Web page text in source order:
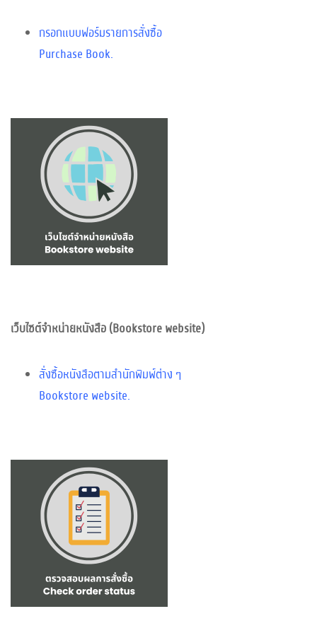
กรอกแบบฟอร์มรายการสั่งซื้อ
Purchase Book.
เว็บไซต์จำหน่ายหนังสือ (Bookstore website)
สั่งซื้อหนังสือตามสำนักพิมพ์ต่าง ๆ
Bookstore website.